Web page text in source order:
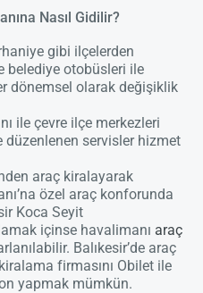
Nasıl Gidilir?
gibi ilçelerden
belediye otobüsleri ile
dönemsel olarak değişiklik
ile çevre ilçe merkezleri
düzenlenen servisler hizmet
araç kiralayarak
özel araç konforunda
Koca Seyit
içinse havalimanı araç
Balıkesir’de araç
firmasını Obilet ile
yapmak mümkün.